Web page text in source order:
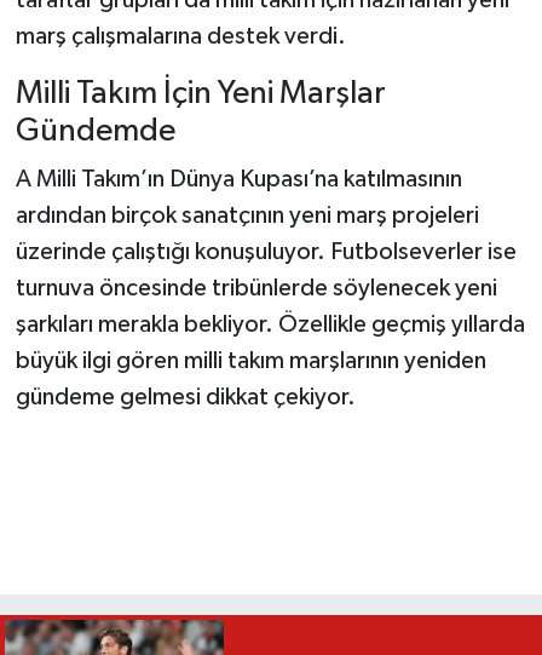
marş çalışmalarına destek verdi.
Milli Takım İçin Yeni Marşlar
Gündemde
A Milli Takım’ın Dünya Kupası’na katılmasının
ardından birçok sanatçının yeni marş projeleri
üzerinde çalıştığı konuşuluyor. Futbolseverler ise
turnuva öncesinde tribünlerde söylenecek yeni
şarkıları merakla bekliyor. Özellikle geçmiş yıllarda
büyük ilgi gören milli takım marşlarının yeniden
gündeme gelmesi dikkat çekiyor.